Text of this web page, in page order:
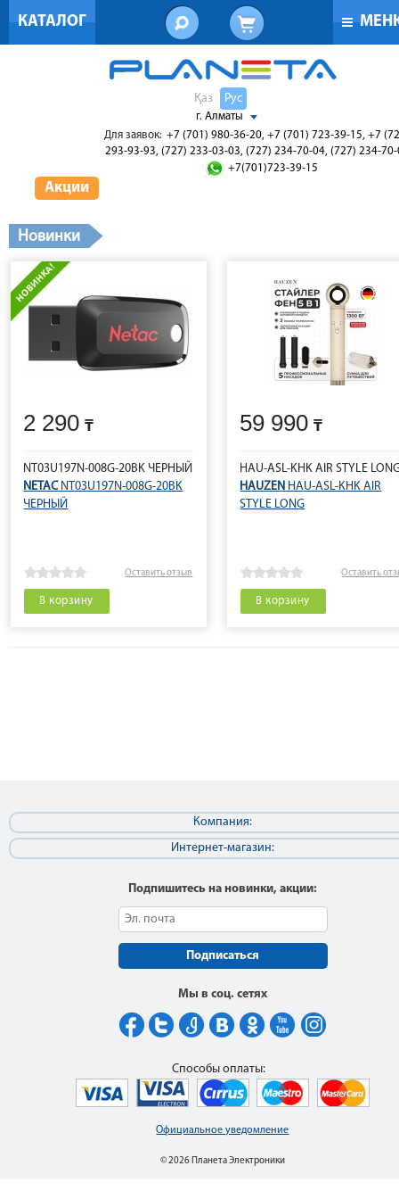
КАТАЛОГ
Қаз Рус
г. Алматы
Для заявок: +7 (701) 980-36-20, +7 (701) 723-39-15, +7
293-93-93, (727) 233-03-03, (727) 234-70-04, (727) 234-
+7(701)723-39-15
Акции
Новинки
2 290
NT03U197N-008G-20BK ЧЕРНЫЙ
NETACNT03U197N-008G-20BK
ЧЕРНЫЙ
Оставить отзыв
В корзину
59 990
HAU-ASL-KHK AIR STYLE
HAUZEN HAU-ASL-KHK AIR
STYLE LONG
Оставить
В корзину
Компания:
Интернет-магазин:
Подпишитесь на новинки, акции:
Подписаться
Мы в соц. сетях
Официальное уведомление
© 2026 Планета Электроники
Способы оплаты: